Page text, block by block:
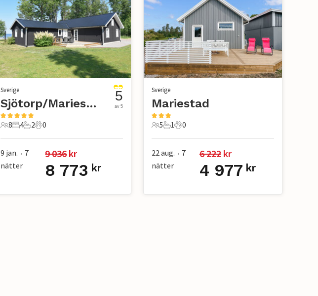
Sverige
Sjötorp/Mariestad
8 Gäster
8
4 Sovrum
4
2 Badrum
2
0 Husdjur
0
5
av 5
9 jan. • 7
nätter
9 036 kr
8 773 kr
Sverige
Mariestad
5 Gäster
5
1 Badrum
1
0 Husdjur
0
22 aug. • 7
nätter
6 222 kr
4 977 kr